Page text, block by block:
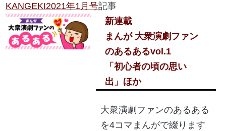
KANGEKI2021年1月号記事
新連載
まんが 大衆演劇ファン
のあるあるvol.1
「初心者の頃の思い
出」ほか
大衆演劇ファンのあるある
を4コマまんがで綴ります